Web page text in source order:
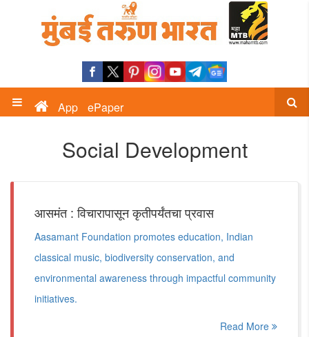
App ePaper
Social Development
आसमंत : विचारापासून कृतीपर्यंतचा प्रवास
Aasamant Foundation promotes education, Indian
classical music, biodiversity conservation, and
environmental awareness through impactful community
initiatives.
Read More